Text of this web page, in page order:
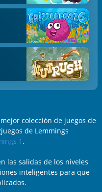
colección de juegos de
de Lemmings
1 .
las salidas de los niveles
inteligentes para que